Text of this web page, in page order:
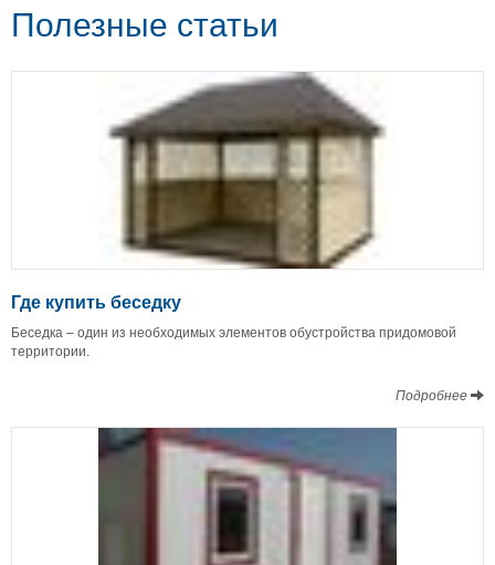
Полезные статьи
Где купить беседку
Беседка – один из необходимых элементов обустройства придомовой
территории.
Подробнее